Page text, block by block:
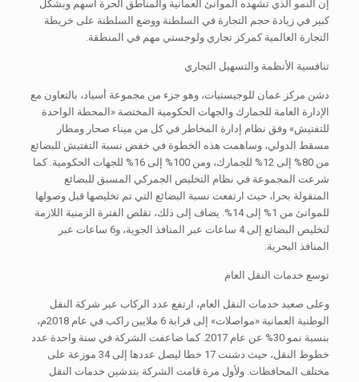
إن النمو الذي تشهده الموانئ العمانية والمناطق الحرة أسهم وبشكل
كبير في زيادة حجم التجارة في السلطنة ووضع السلطنة على خريطة
التجارة العالمية كمركز تجاري ولوجستي مهم في المنطقة.
تنافسية الأنظمة والتسهيل التجاري
دشن مركز عمان للوجيستيات، وهو جزء من مجموعة أسياد، بالتعاون مع
الإدارة العامة للجمارك والجهات الحكومية المختصة «المحطة الواحدة
للتفتيش» وفق نظام إدارة المخاطر في كل من ميناء صحار ومطار
مسقط الدولي، وساهمت هذه الخطوة في خفض نسبة التفتيش للبضائع
من 80% إلى 12% للجمارك، ومن 100% إلى 16% للجهات الحكومية. كما
شرعت المجموعة في نظام التخليص الجمركي المسبق للبضائع
المنقولة بحرا، حيث ارتفعت نسبة البضائع التي تم تخليصها قبل وصولها
للموانئ من 1% إلى 14%. يضاف إلى ذلك، تقلص الفترة الزمنية اللازمة
لتخليص البضائع إلى 4 ساعات عبر المنافذ الجوية، و6 ساعات عبر
المنافذ البحرية.
توسع خدمات النقل العام
وعلى صعيد خدمات النقل العام، ارتفع عدد الركاب عبر شركة النقل
الوطنية العمانية «مواصلات» إلى قرابة 6 ملايين راكب في عام 2018م،
بنسبة نمو 30% عن عام 2017. كما ضاعفت الشركة في سنة واحدة عدد
خطوط النقل، حيث دشنت 17 خطا ليصل عددها إلى 34 موزعة على
مختلف المحافظات. ولأول مرة قامت الشركة بتدشين خدمات النقل